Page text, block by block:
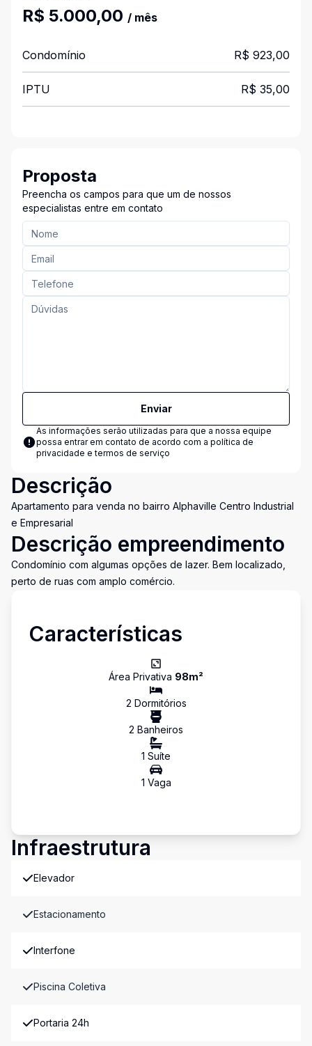
R$ 5.000,00 / mês
Condomínio R$ 923,00
IPTU R$ 35,00
Proposta
Preencha os campos para que um de nossos
especialistas entre em contato
Enviar
As informações serão utilizadas para que a nossa equipe
possa entrar em contato de acordo com a política de
privacidade e termos de serviço
Descrição
Apartamento para venda no bairro Alphaville Centro Industrial
e Empresarial
Descrição empreendimento
Condomínio com algumas opções de lazer. Bem localizado,
perto de ruas com amplo comércio.
Características
Área Privativa 98m²
2 Dormitórios
2 Banheiros
1 Suíte
1 Vaga
Infraestrutura
Elevador
Estacionamento
Interfone
Piscina Coletiva
Portaria 24h